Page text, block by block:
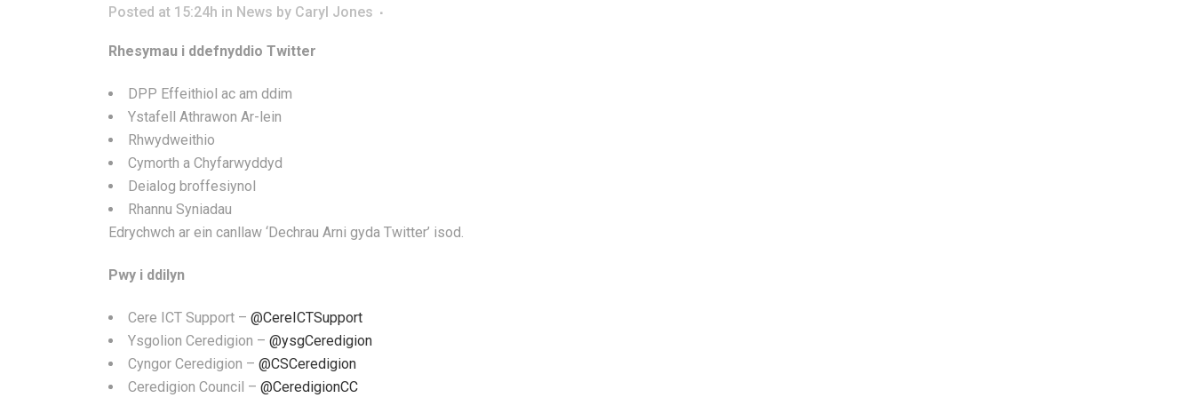
Posted at 15:24h in News by Caryl Jones
Rhesymau i ddefnyddio Twitter
DPP Effeithiol ac am ddim
Ystafell Athrawon Ar-lein
Rhwydweithio
Cymorth a Chyfarwyddyd
Deialog broffesiynol
Rhannu Syniadau
Edrychwch ar ein canllaw ‘Dechrau Arni gyda Twitter’ isod.
Pwy i ddilyn
Cere ICT Support – @CereICTSupport
Ysgolion Ceredigion – @ysgCeredigion
Cyngor Ceredigion – @CSCeredigion
Ceredigion Council – @CeredigionCC